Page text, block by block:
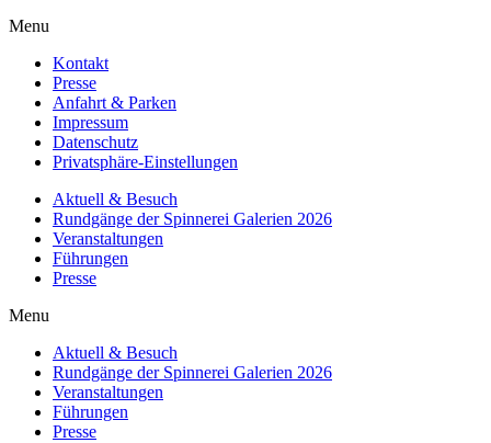
Menu
Kontakt
Presse
Anfahrt & Parken
Impressum
Datenschutz
Privatsphäre-Einstellungen
Aktuell & Besuch
Rundgänge der Spinnerei Galerien 2026
Veranstaltungen
Führungen
Presse
Menu
Aktuell & Besuch
Rundgänge der Spinnerei Galerien 2026
Veranstaltungen
Führungen
Presse